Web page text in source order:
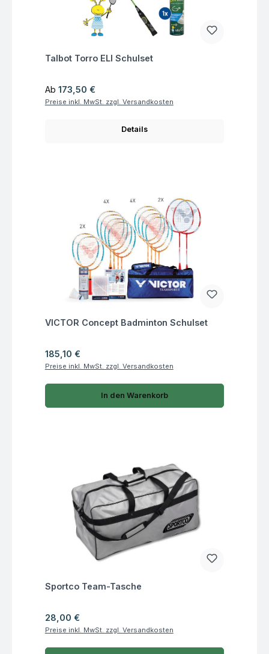
Fragen zum Artikel
Talbot Torro ELI Schulset
Regulärer Preis:
Ab 173,50 €
Preise inkl. MwSt. zzgl. Versandkosten
Details
Fragen zum Artikel
VICTOR Concept Badminton Schulset
Regulärer Preis:
185,10 €
Preise inkl. MwSt. zzgl. Versandkosten
In den Warenkorb
Fragen zum Artikel
Sportco Team-Tasche
Regulärer Preis:
28,00 €
Preise inkl. MwSt. zzgl. Versandkosten